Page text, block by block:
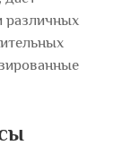
различных